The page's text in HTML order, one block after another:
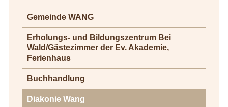
Gemeinde WANG
Erholungs- und Bildungszentrum Bei
Wald/Gästezimmer der Ev. Akademie,
Ferienhaus
Buchhandlung
Diakonie Wang